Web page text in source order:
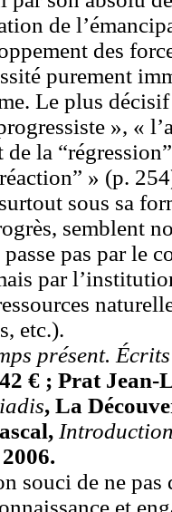
de
des
purement
Le plus
», «
la
» (p.
sous sa
semblent
pas par le
par
etc.).
présent.
€ ; Prat Jean-
, La
souci de ne
et